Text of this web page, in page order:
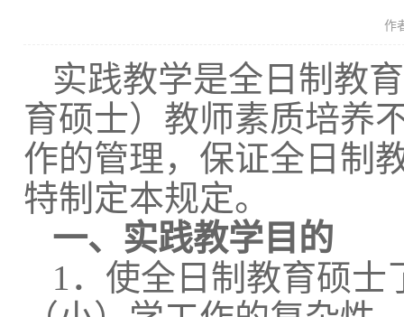
作
实践教学是全日制教
育硕士）教师素质培养
作的管理， 保证全日制
特制定本规定。
一、实践教学目的
1． 使全日制教育硕士